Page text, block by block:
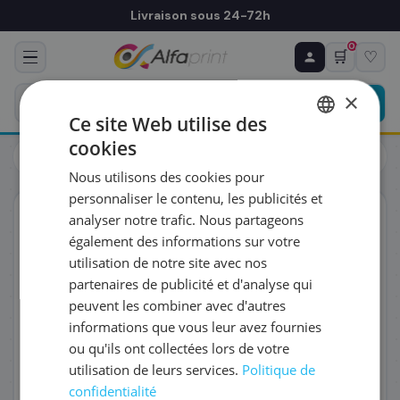
Livraison sous 24-72h
🛒
0
♡
Toners
Toners
ORIGINAL
♻ COMMANDE RÉCURRENTE
Prévoyez & économisez
Programmez votre prochain achat — notre équipe
vous prépare un devis personnalisé
RÉFÉRENCE DU PRODUIT
FRÉQUENCE
QUANTITÉ PAR LIVRAISON
DATE DE PREMIÈRE LIVRAISON SOUHAITÉE
×
Ce site Web utilise des
cookies
Nous utilisons des cookies pour
personnaliser le contenu, les publicités et
analyser notre trafic. Nous partageons
également des informations sur votre
utilisation de notre site avec nos
partenaires de publicité et d'analyse qui
peuvent les combiner avec d'autres
informations que vous leur avez fournies
ou qu'ils ont collectées lors de votre
utilisation de leurs services. Politique de
confidentialité